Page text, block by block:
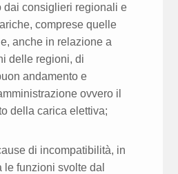
dai consiglieri regionali e
comprese quelle
anche in relazione a
delle regioni, di
andamento e
ovvero il
della carica elettiva;
di incompatibilità, in
le funzioni svolte dal